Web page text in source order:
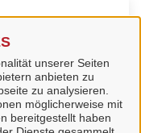
unserer Seiten
anbieten zu
zu analysieren.
möglicherweise mit
bereitgestellt haben